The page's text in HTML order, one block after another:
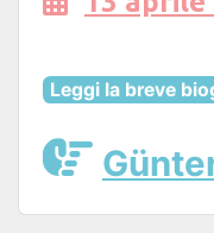
Leggi la breve